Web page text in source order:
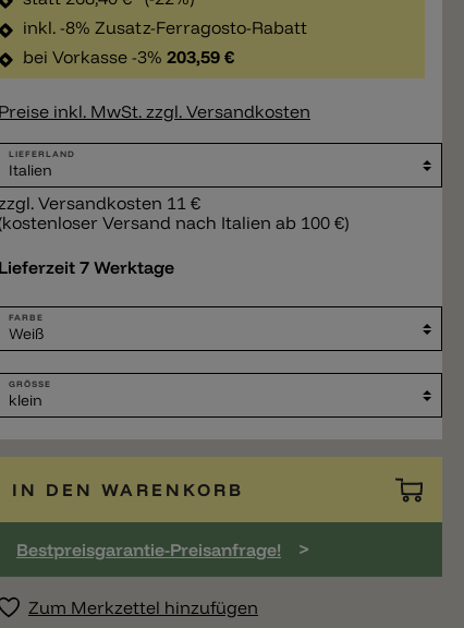
inkl. -8% Zusatz-Ferragosto-Rabatt
bei Vorkasse -3% 203,59 €
Preise inkl. MwSt. zzgl. Versandkosten
LIEFERLAND
Versandkosten 11 €
Versand nach Italien ab 100 €)
Lieferzeit 7 Werktage
FARBE
GRÖSSE
IN DEN WARENKORB
Bestpreisgarantie-Preisanfrage! >
Zum Merkzettel hinzufügen